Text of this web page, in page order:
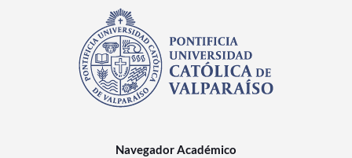
Navegador Académico